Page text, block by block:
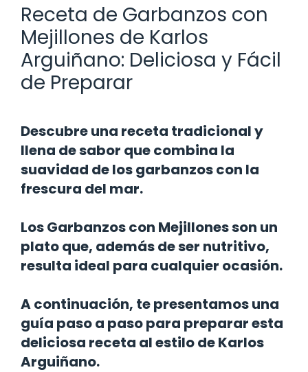
Receta de Garbanzos con
Mejillones de Karlos
Arguiñano: Deliciosa y Fácil
de Preparar
Descubre una receta tradicional y
llena de sabor que combina la
suavidad de los garbanzos con la
frescura del mar.
Los Garbanzos con Mejillones son un
plato que, además de ser nutritivo,
resulta ideal para cualquier ocasión.
A continuación, te presentamos una
guía paso a paso para preparar esta
deliciosa receta al estilo de Karlos
Arguiñano.